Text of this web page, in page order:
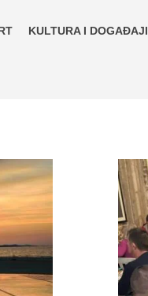
KULTURA I DOGAĐAJI